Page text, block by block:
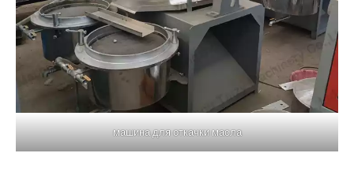
машина для откачки масла